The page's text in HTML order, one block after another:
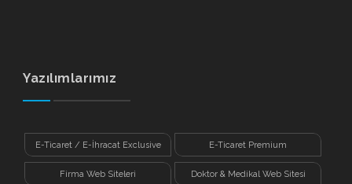
Yazılımlarımız
E-Ticaret / E-İhracat Exclusive E-Ticaret Premium
Firma Web Siteleri Doktor & Medikal Web Sitesi